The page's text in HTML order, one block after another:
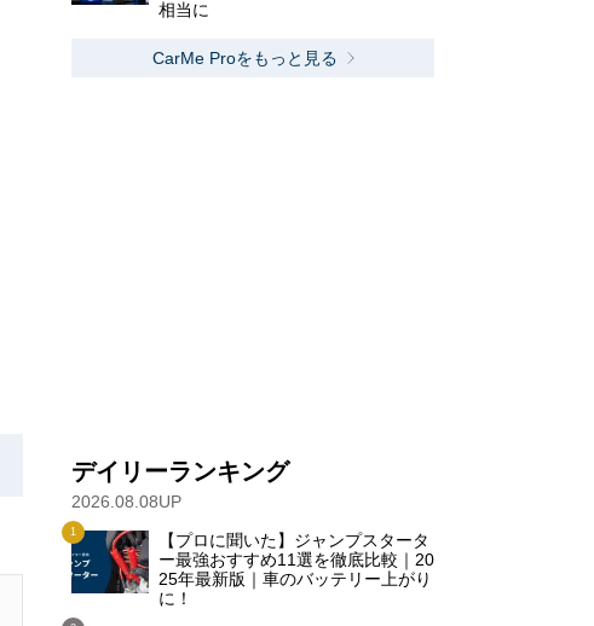
相当に
CarMe Proをもっと見る
デイリーランキング
2026.08.08UP
【プロに聞いた】ジャンプスタータ
ー最強おすすめ11選を徹底比較｜20
25年最新版｜車のバッテリー上がり
に！